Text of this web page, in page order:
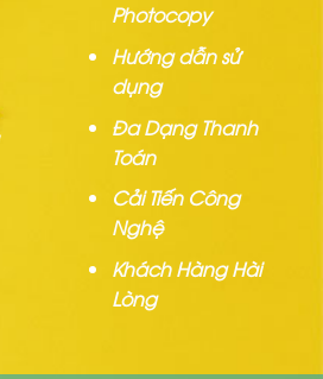
Photocopy
Hướng dẫn sử
dụng
Đa Dạng Thanh
Toán
Cải Tiến Công
Nghệ
Khách Hàng Hài
Lòng